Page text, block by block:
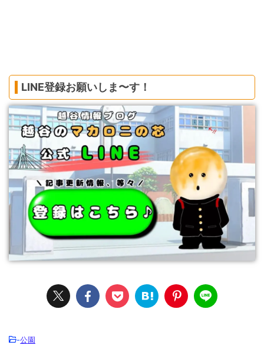
LINE登録お願いしま〜す！
-公園